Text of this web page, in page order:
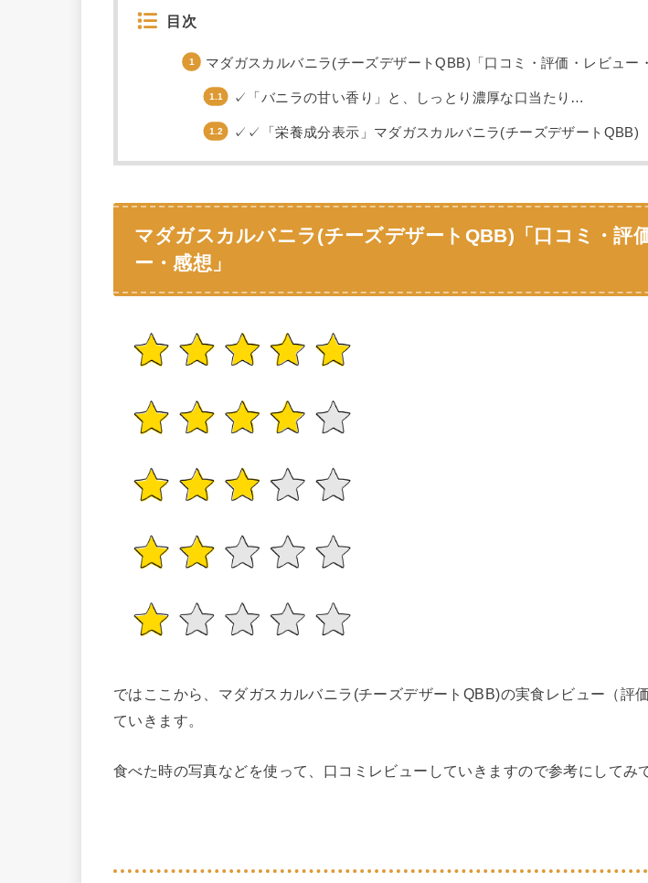
目次
マダガスカルバニラ(チーズデザートQBB)「口コミ・評価・レビュー
✓「バニラの甘い香り」と、しっとり濃厚な口当たり…
✓✓「栄養成分表示」マダガスカルバニラ(チーズデザートQBB)
マダガスカルバニラ(チーズデザートQBB)「口コミ・評
ー・感想」
ではここから、マダガスカルバニラ(チーズデザートQBB)の実食レビュー（評
ていきます。
食べた時の写真などを使って、口コミレビューしていきますので参考にしてみ